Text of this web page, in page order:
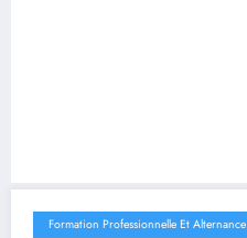
Formation Professionnelle Et Alternance